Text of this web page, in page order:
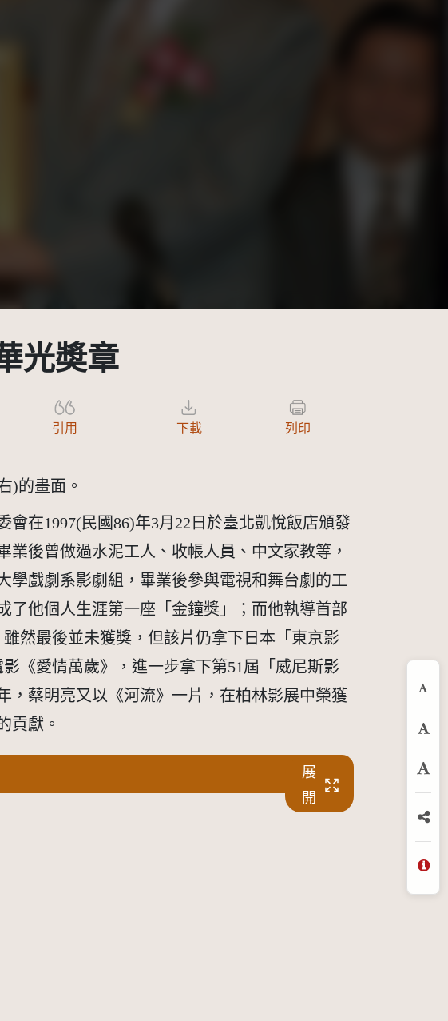
性 3.0 台灣及其後版本(CC BY-NC 3.0 TW +)
光奬章
引用 下載 列印
)的畫面。
在1997(民國86)年3月22日於臺北凱悅飯店頒發
業後曾做過水泥工人、收帳人員、中文家教等，
學戲劇系影劇組，畢業後參與電視和舞台劇的工
了他個人生涯第一座「金鐘獎」；而他執導首部
然最後並未獲獎，但該片仍拿下日本「東京影
《愛情萬歲》，進一步拿下第51屆「威尼斯影
，蔡明亮又以《河流》一片，在柏林影展中榮獲
貢獻。
展
開
放
分